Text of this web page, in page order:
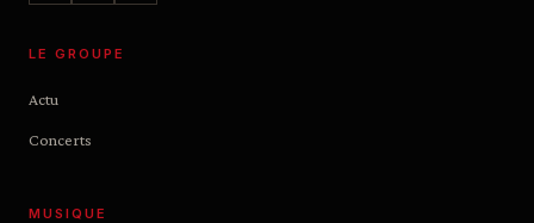
LE GROUPE
Actu
Concerts
MUSIQUE